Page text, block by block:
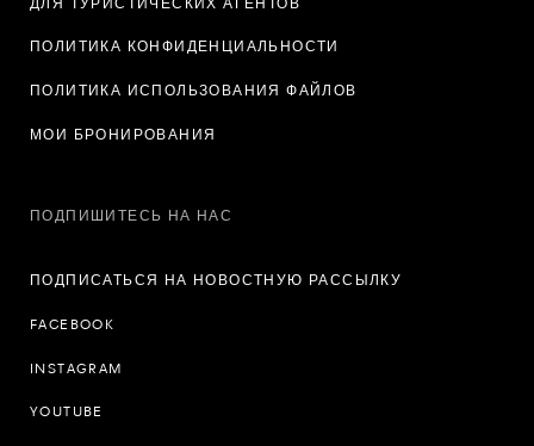
ПОЛИТИКА КОНФИДЕНЦИАЛЬНОСТИ
ПОЛИТИКА ИСПОЛЬЗОВАНИЯ ФАЙЛОВ
МОИ БРОНИРОВАНИЯ
ПОДПИШИТЕСЬ НА НАС
ПОДПИСАТЬСЯ НА НОВОСТНУЮ РАССЫЛКУ
FACEBOOK
INSTAGRAM
YOUTUBE